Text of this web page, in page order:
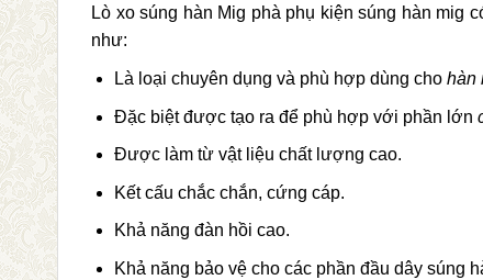
Lò xo súng hàn Mig phà phụ kiện súng hàn mig
như:
Là loại chuyên dụng và phù hợp dùng cho hàn
Đặc biệt được tạo ra để phù hợp với phần lớn
Được làm từ vật liệu chất lượng cao.
Kết cấu chắc chắn, cứng cáp.
Khả năng đàn hồi cao.
Khả năng bảo vệ cho các phần đầu dây súng